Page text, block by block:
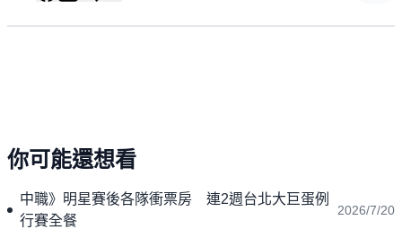
你可能還想看
中職》明星賽後各隊衝票房 連2週台北大巨蛋例
行賽全餐
2026/7/20